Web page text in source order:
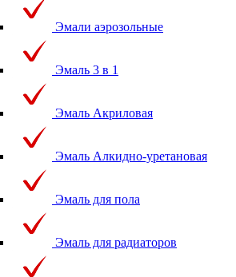
Эмали аэрозольные
Эмаль 3 в 1
Эмаль Акриловая
Эмаль Алкидно-уретановая
Эмаль для пола
Эмаль для радиаторов